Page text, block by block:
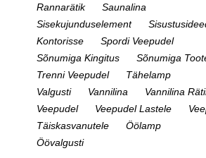
Rannarätik
Saunalina
Sisekujunduselement
Kontorisse
Spordi Veepudel
Sõnumiga Kingitus
Sõnumiga
Trenni Veepudel
Tähelamp
Valgusti
Vannilina
Vannilina
Veepudel
Veepudel Lastele
Täiskasvanutele
Öölamp
Öövalgusti